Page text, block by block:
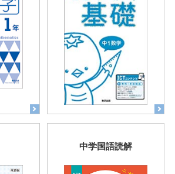
中学国語読解